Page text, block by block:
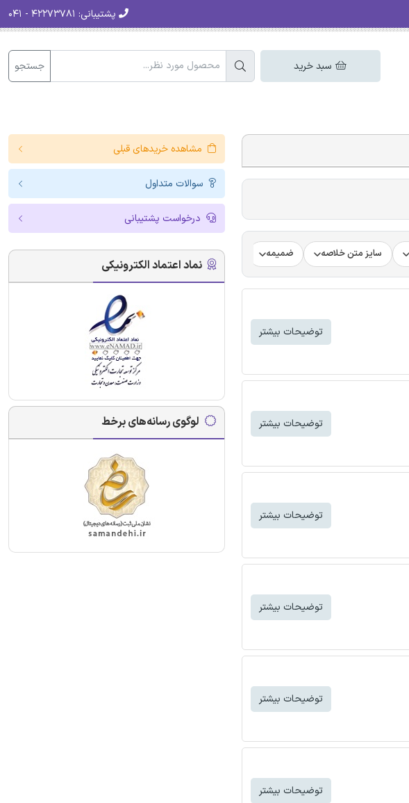
پشتیبانی:
سبد خرید جستجو
سایز متن خلاصه ضمیمه فرضیه فرمت ترجمه مقاله فرمت مقاله انگلیسی
توضیحات بیشتر
توضیحات بیشتر
توضیحات بیشتر
توضیحات بیشتر
توضیحات بیشتر
توضیحات بیشتر
مشاهده خریدهای قبلی
سوالات متداول
درخواست پشتیبانی
نماد اعتماد الکترونیکی
لوگوی رسانه‌های برخط